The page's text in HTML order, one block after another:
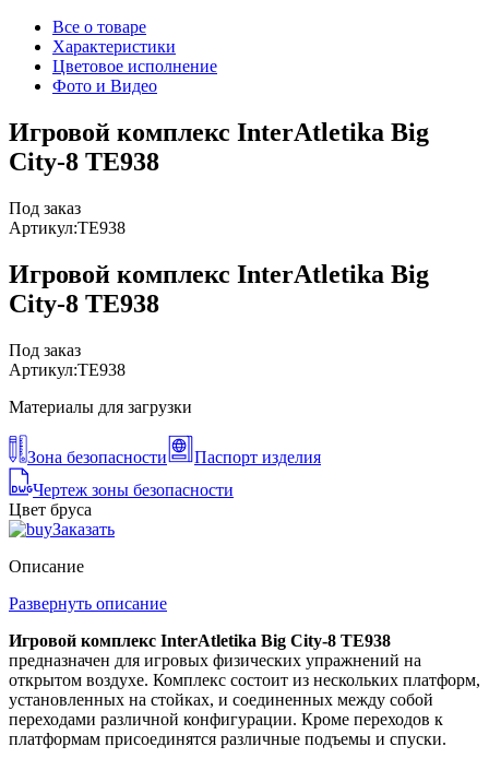
Все о товаре
Характеристики
Цветовое исполнение
Фото и Видео
Игровой комплекс InterAtletika Big
City-8 ТЕ938
Под заказ
Артикул:TE938
Игровой комплекс InterAtletika Big
City-8 ТЕ938
Под заказ
Артикул:TE938
Материалы для загрузки
Зона безопасности
Паспорт изделия
Чертеж зоны безопасности
Цвет бруса
Заказать
Описание
Развернуть описание
Игровой комплекс InterAtletika Big City-8 TE938
предназначен для игровых физических упражнений на
открытом воздухе. Комплекс состоит из нескольких платформ,
установленных на стойках, и соединенных между собой
переходами различной конфигурации. Кроме переходов к
платформам присоединятся различные подъемы и спуски.